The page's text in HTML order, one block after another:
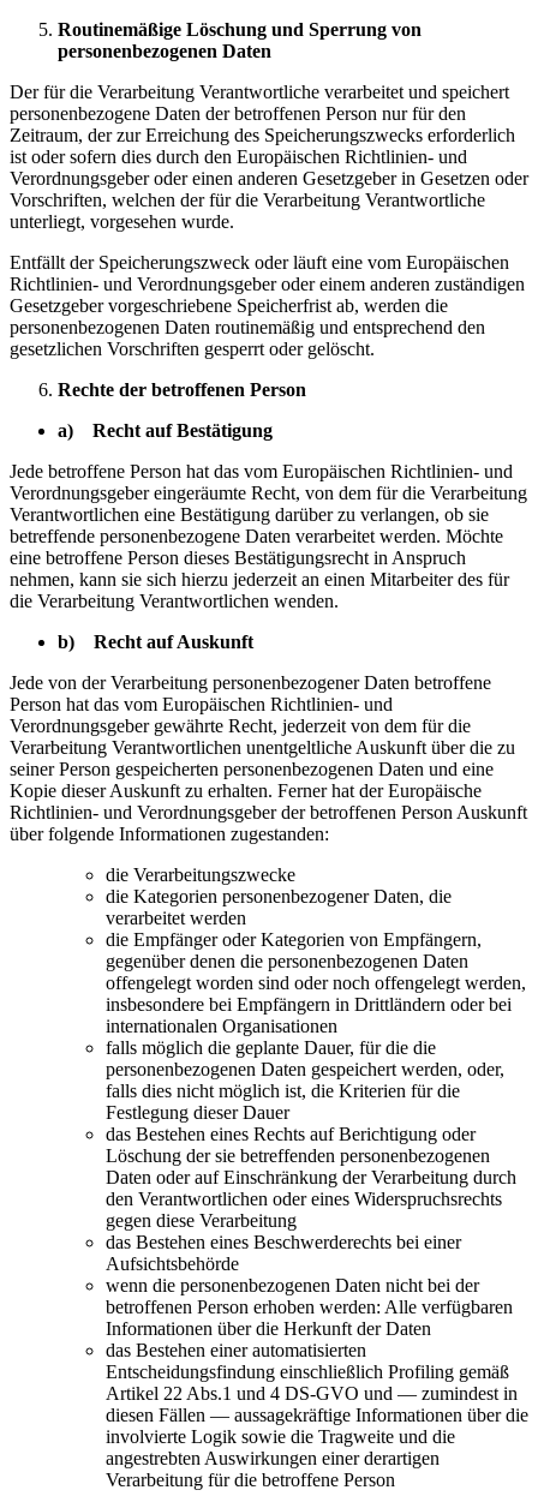
Routinemäßige Löschung und Sperrung von
personenbezogenen Daten
Der für die Verarbeitung Verantwortliche verarbeitet und speichert
personenbezogene Daten der betroffenen Person nur für den
Zeitraum, der zur Erreichung des Speicherungszwecks erforderlich
ist oder sofern dies durch den Europäischen Richtlinien- und
Verordnungsgeber oder einen anderen Gesetzgeber in Gesetzen oder
Vorschriften, welchen der für die Verarbeitung Verantwortliche
unterliegt, vorgesehen wurde.
Entfällt der Speicherungszweck oder läuft eine vom Europäischen
Richtlinien- und Verordnungsgeber oder einem anderen zuständigen
Gesetzgeber vorgeschriebene Speicherfrist ab, werden die
personenbezogenen Daten routinemäßig und entsprechend den
gesetzlichen Vorschriften gesperrt oder gelöscht.
Rechte der betroffenen Person
a) Recht auf Bestätigung
Jede betroffene Person hat das vom Europäischen Richtlinien- und
Verordnungsgeber eingeräumte Recht, von dem für die Verarbeitung
Verantwortlichen eine Bestätigung darüber zu verlangen, ob sie
betreffende personenbezogene Daten verarbeitet werden. Möchte
eine betroffene Person dieses Bestätigungsrecht in Anspruch
nehmen, kann sie sich hierzu jederzeit an einen Mitarbeiter des für
die Verarbeitung Verantwortlichen wenden.
b) Recht auf Auskunft
Jede von der Verarbeitung personenbezogener Daten betroffene
Person hat das vom Europäischen Richtlinien- und
Verordnungsgeber gewährte Recht, jederzeit von dem für die
Verarbeitung Verantwortlichen unentgeltliche Auskunft über die zu
seiner Person gespeicherten personenbezogenen Daten und eine
Kopie dieser Auskunft zu erhalten. Ferner hat der Europäische
Richtlinien- und Verordnungsgeber der betroffenen Person Auskunft
über folgende Informationen zugestanden:
die Verarbeitungszwecke
die Kategorien personenbezogener Daten, die
verarbeitet werden
die Empfänger oder Kategorien von Empfängern,
gegenüber denen die personenbezogenen Daten
offengelegt worden sind oder noch offengelegt werden,
insbesondere bei Empfängern in Drittländern oder bei
internationalen Organisationen
falls möglich die geplante Dauer, für die die
personenbezogenen Daten gespeichert werden, oder,
falls dies nicht möglich ist, die Kriterien für die
Festlegung dieser Dauer
das Bestehen eines Rechts auf Berichtigung oder
Löschung der sie betreffenden personenbezogenen
Daten oder auf Einschränkung der Verarbeitung durch
den Verantwortlichen oder eines Widerspruchsrechts
gegen diese Verarbeitung
das Bestehen eines Beschwerderechts bei einer
Aufsichtsbehörde
wenn die personenbezogenen Daten nicht bei der
betroffenen Person erhoben werden: Alle verfügbaren
Informationen über die Herkunft der Daten
das Bestehen einer automatisierten
Entscheidungsfindung einschließlich Profiling gemäß
Artikel 22 Abs.1 und 4 DS-GVO und — zumindest in
diesen Fällen — aussagekräftige Informationen über die
involvierte Logik sowie die Tragweite und die
angestrebten Auswirkungen einer derartigen
Verarbeitung für die betroffene Person